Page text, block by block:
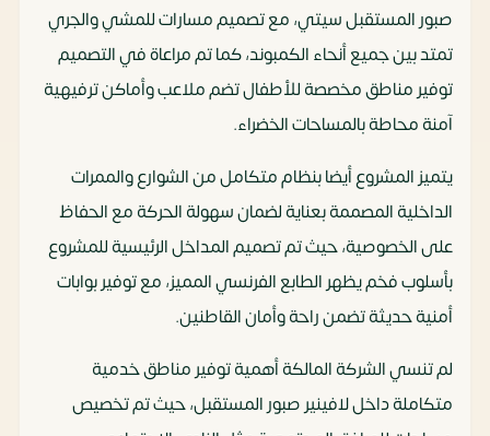
صبور المستقبل سيتي، مع تصميم مسارات للمشي والجري
تمتد بين جميع أنحاء الكمبوند، كما تم مراعاة في التصميم
توفير مناطق مخصصة للأطفال تضم ملاعب وأماكن ترفيهية
آمنة محاطة بالمساحات الخضراء.
يتميز المشروع أيضا بنظام متكامل من الشوارع والممرات
الداخلية المصممة بعناية لضمان سهولة الحركة مع الحفاظ
على الخصوصية، حيث تم تصميم المداخل الرئيسية للمشروع
بأسلوب فخم يظهر الطابع الفرنسي المميز، مع توفير بوابات
أمنية حديثة تضمن راحة وأمان القاطنين.
لم تنسي الشركة المالكة أهمية توفير مناطق خدمية
متكاملة داخل لافينير صبور المستقبل، حيث تم تخصيص